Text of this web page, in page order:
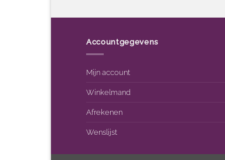
Accountgegevens
Mijn account
Winkelmand
Afrekenen
Wenslijst